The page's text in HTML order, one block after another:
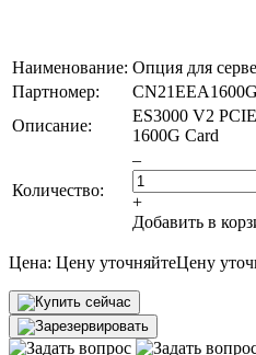
Наименование: Опция для
Партномер:
CN21EEA1600G
Описание:
ES3000 V2
1600G Card
Количество:
–
+
Добавить в
Цена: Цену уточняйтеЦену